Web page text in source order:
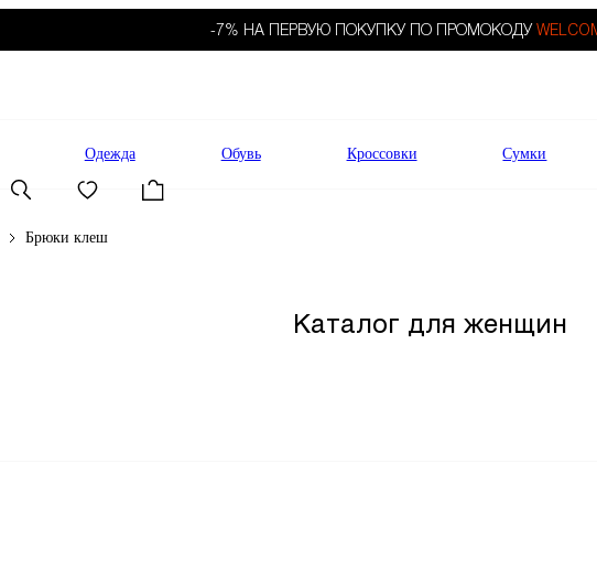
-7% НА ПЕРВУЮ ПОКУПКУ ПО ПРОМОКОДУ
Одежда Обувь Кроссовки Сумки
Брюки клеш
Каталог для женщин